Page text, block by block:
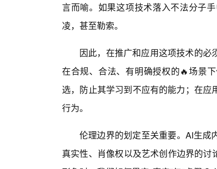
言而喻。如果这项技术落入不法分子
凌，甚至勒索。
因此，在推广和应用这项技术的
在合规、合法、有明确授权的🔥场景
选，防止其学习到不应有的能力；在
行为。
伦理边界的划定至关重要。AI生成
真实性、肖像权以及艺术创作边界的